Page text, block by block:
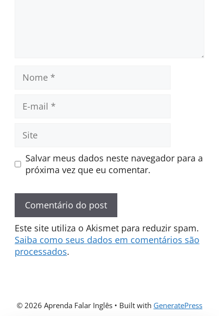
mail
Site
Salvar meus dados neste navegador para a
próxima vez que eu comentar.
Este site utiliza o Akismet para reduzir spam.
Saiba como seus dados em comentários são
processados.
© 2026 Aprenda Falar Inglês • Built with GeneratePress